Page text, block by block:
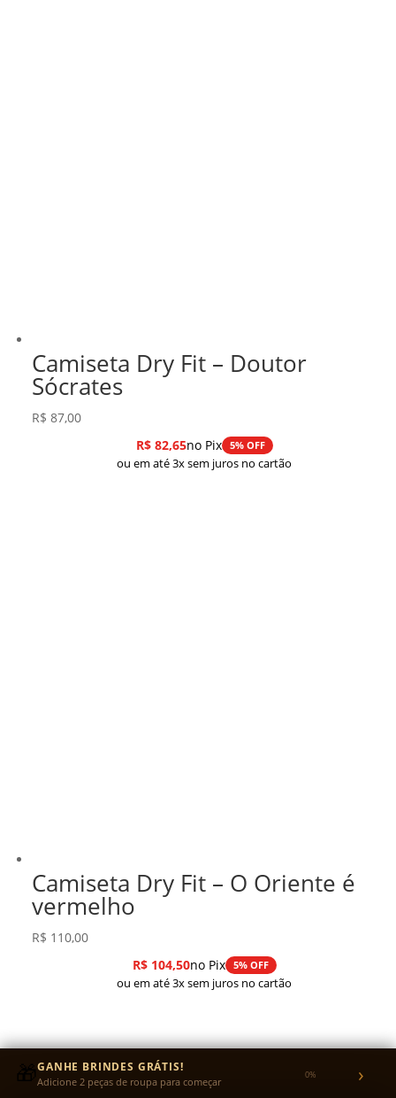
Camiseta Dry Fit – Doutor
Sócrates
R$ 87,00
R$82,65no Pix 5% OFF
ou em até 3x sem juros no cartão
Camiseta Dry Fit – O Oriente é
vermelho
R$ 110,00
R$104,50no Pix 5% OFF
ou em até 3x sem juros no cartão
🎁GANHE BRINDES GRÁTIS!
Adicione 2 peças de roupa para começar 0% ›